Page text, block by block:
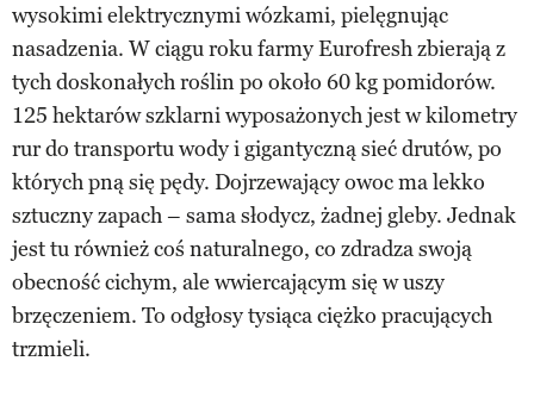
wysokimi elektrycznymi wózkami, pielęgnując
nasadzenia. W ciągu roku farmy Eurofresh zbierają z
tych doskonałych roślin po około 60 kg pomidorów.
125 hektarów szklarni wyposażonych jest w kilometry
rur do transportu wody i gigantyczną sieć drutów, po
których pną się pędy. Dojrzewający owoc ma lekko
sztuczny zapach – sama słodycz, żadnej gleby. Jednak
jest tu również coś naturalnego, co zdradza swoją
obecność cichym, ale wwiercającym się w uszy
brzęczeniem. To odgłosy tysiąca ciężko pracujących
trzmieli.